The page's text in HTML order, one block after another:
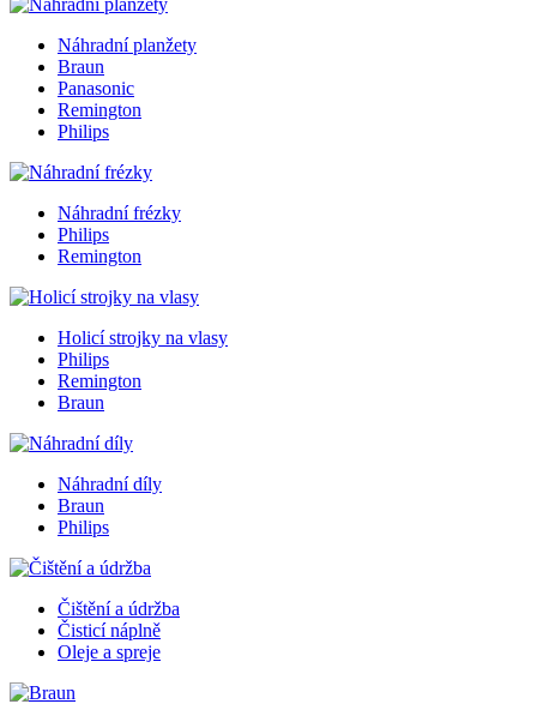
Náhradní planžety
Braun
Panasonic
Remington
Philips
Náhradní frézky
Philips
Remington
Holicí strojky na vlasy
Philips
Remington
Braun
Náhradní díly
Braun
Philips
Čištění a údržba
Čisticí náplně
Oleje a spreje